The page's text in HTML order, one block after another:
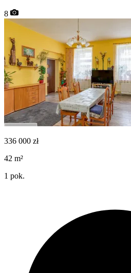
8
336 000 zł
42 m²
1 pok.